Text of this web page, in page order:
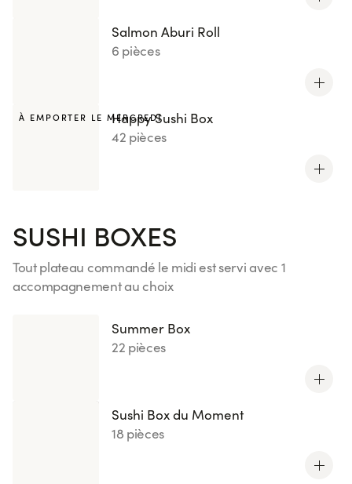
Salmon Aburi Roll
6 pièces
À EMPORTER LE MERCREDIHappy Sushi Box
42 pièces
SUSHI BOXES
Tout plateau commandé le midi est servi avec 1
accompagnement au choix
Summer Box
22 pièces
Sushi Box du Moment
18 pièces